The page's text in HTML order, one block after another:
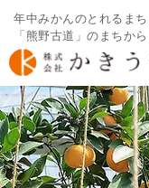
年中みかんのとれるま
「熊野古道」のまちから